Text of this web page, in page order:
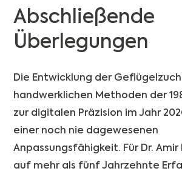
Abschließende
Überlegungen
Die Entwicklung der
handwerklichen Methoden der
zur digitalen Präzision im Jahr
einer noch nie dagewesenen
Anpassungsfähigkeit. Für Dr. Amir
auf mehr als fünf Jahrzehnte